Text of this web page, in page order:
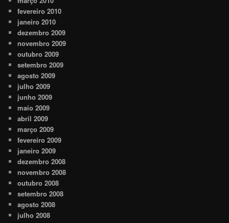
fevereiro 2010
janeiro 2010
dezembro 2009
novembro 2009
outubro 2009
setembro 2009
agosto 2009
julho 2009
junho 2009
maio 2009
abril 2009
março 2009
fevereiro 2009
janeiro 2009
dezembro 2008
novembro 2008
outubro 2008
setembro 2008
agosto 2008
julho 2008